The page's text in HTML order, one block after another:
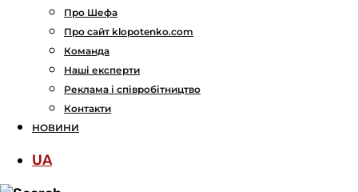
Про Шефа
Про сайт klopotenko.com
Команда
Наші експерти
Реклама і співробітництво
Контакти
НОВИНИ
UA